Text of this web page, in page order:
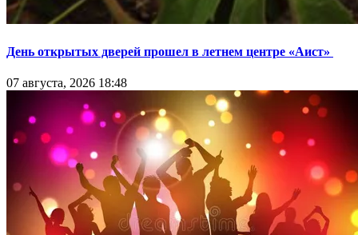
День открытых дверей прошел в летнем центре «Аист»
07 августа, 2026 18:48